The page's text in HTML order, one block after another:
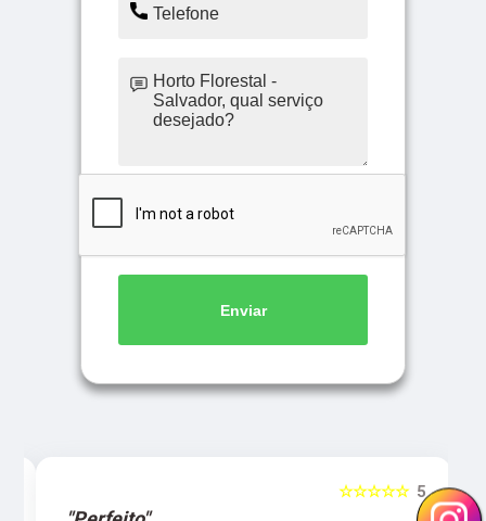
Enviar
5
☆☆☆☆☆